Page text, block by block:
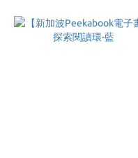
Range